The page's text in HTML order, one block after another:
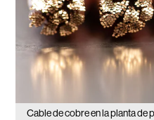
Cable de cobre en la planta